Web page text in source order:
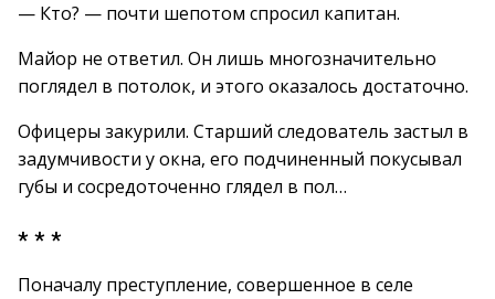
— Кто? — почти шепотом спросил капитан.
Майор не ответил. Он лишь многозначительно
поглядел в потолок, и этого оказалось достаточно.
Офицеры закурили. Старший следователь застыл в
задумчивости у окна, его подчиненный покусывал
губы и сосредоточенно глядел в пол…
* * *
Поначалу преступление, совершенное в селе